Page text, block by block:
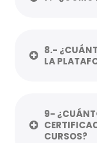
8.-
LA
9-
CURSOS?